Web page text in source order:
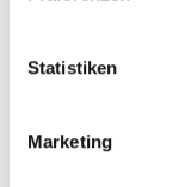
Statistiken
Marketing